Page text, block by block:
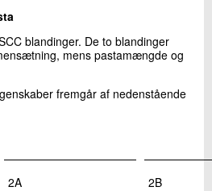
blandinger. De to blandinger
mens pastamængde og
fremgår af nedenstående
2A 2B